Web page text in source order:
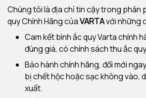
Chúng tôi là địa chỉ tin cậy trong phân
quy Chính Hãng củaVARTAvới những
Cam kết bình ắc quy Varta chính
đúng giá, có chính sách thu ắc
Bảo hành chính hãng, đổi mới
bị chết hộc hoặc sạc không vào,
xuất.